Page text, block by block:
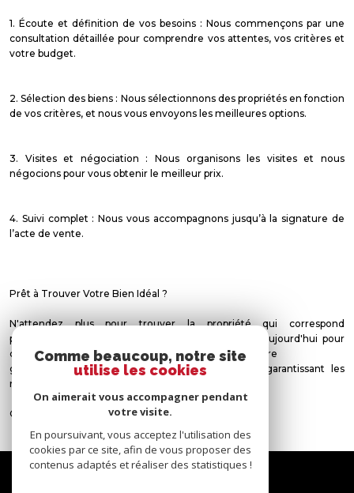
1. Écoute et définition de vos besoins : Nous commençons par une
consultation détaillée pour comprendre vos attentes, vos critères et
votre budget.
2. Sélection des biens : Nous sélectionnons des propriétés en fonction
de vos critères, et nous vous envoyons les meilleures options.
3. Visites et négociation : Nous organisons les visites et nous
négocions pour vous obtenir le meilleur prix.
4. Suivi complet : Nous vous accompagnons jusqu’à la signature de
l’acte de vente.
Prêt à Trouver Votre Bien Idéal ?
N'attendez plus pour trouver la propriété qui correspond
parfaitement à vos attentes. Contactez-nous dès aujourd'hui pour
commencer votre recherche, et laissez-nous vous faire
gagner du temps et de l’énergie tout en vous garantissant les
meilleurs résultats.
Contacter le 06.50.05.41.08
Nous
Comme beaucoup, notre site
utilise les cookies
On aimerait vous accompagner pendant
votre visite.
En poursuivant, vous acceptez l'utilisation des
cookies par ce site, afin de vous proposer des
contenus adaptés et réaliser des statistiques !